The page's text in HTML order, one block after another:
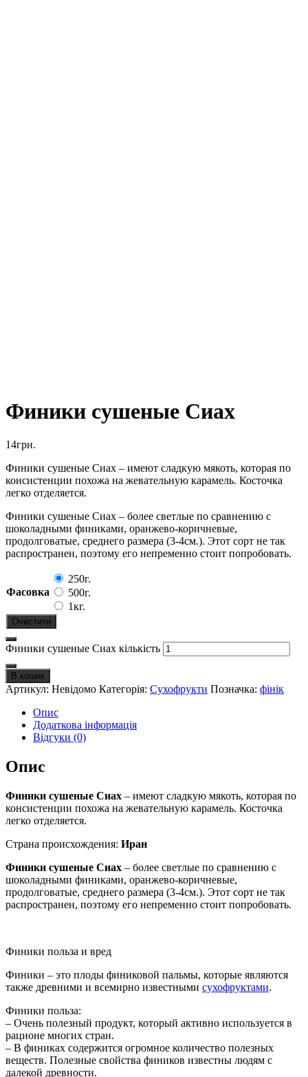
Финики сушеные Сиах
14грн.
Финики сушеные Сиах – имеют сладкую мякоть, которая по
консистенции похожа на жевательную карамель. Косточка
легко отделяется.
Финики сушеные Сиах – более светлые по сравнению с
шоколадными финиками, оранжево-коричневые,
продолговатые, среднего размера (3-4см.). Этот сорт не так
распространен, поэтому его непременно стоит попробовать.
Фасовка
250г.
500г.
1кг.
Очистити
Финики сушеные Сиах кількість
В кошик
Артикул: Невідомо Категорія: Сухофрукти Позначка: фінік
Опис
Додаткова інформація
Відгуки (0)
Опис
Финики сушеные Сиах – имеют сладкую мякоть, которая по
консистенции похожа на жевательную карамель. Косточка
легко отделяется.
Страна происхождения: Иран
Финики сушеные Сиах – более светлые по сравнению с
шоколадными финиками, оранжево-коричневые,
продолговатые, среднего размера (3-4см.). Этот сорт не так
распространен, поэтому его непременно стоит попробовать.
Финики польза и вред
Финики – это плоды финиковой пальмы, которые являются
также древними и всемирно известными сухофруктами.
Финики польза:
– Очень полезный продукт, который активно используется в
рационе многих стран.
– В финиках содержится огромное количество полезных
веществ. Полезные свойства фиников известны людям с
далекой древности.